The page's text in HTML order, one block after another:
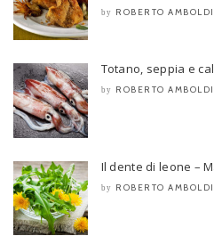
by ROBERTO AMBOLDI
Totano, seppia e
by ROBERTO AMBOLDI
Il dente di leone –
by ROBERTO AMBOLDI